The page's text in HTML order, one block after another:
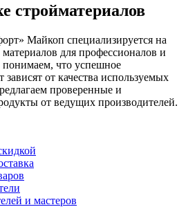
стройматериалов
Майкоп специализируется на
для профессионалов и
что успешное
зависят от качества используемых
проверенные и
от ведущих производителей.
и мастеров